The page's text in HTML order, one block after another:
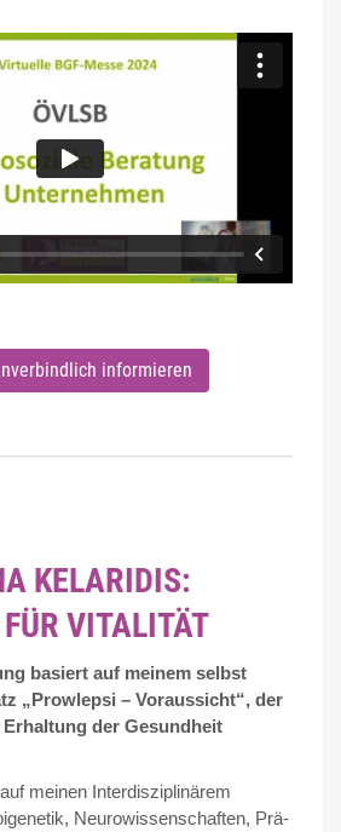
informieren
KELARIDIS:
VITALITÄT
basiert auf meinem selbst
„Prowlepsi – Voraussicht“, der
der Gesundheit
meinen Interdisziplinärem
Neurowissenschaften, Prä-